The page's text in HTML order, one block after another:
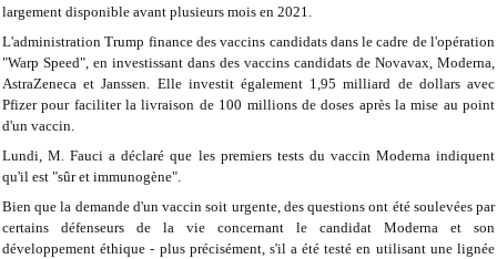
largement disponible avant plusieurs mois en 2021.
L'administration Trump finance des vaccins candidats dans le cadre de l'opération
"Warp Speed", en investissant dans des vaccins candidats de Novavax, Moderna,
AstraZeneca et Janssen. Elle investit également 1,95 milliard de dollars avec
Pfizer pour faciliter la livraison de 100 millions de doses après la mise au point
d'un vaccin.
Lundi, M. Fauci a déclaré que les premiers tests du vaccin Moderna indiquent
qu'il est "sûr et immunogène".
Bien que la demande d'un vaccin soit urgente, des questions ont été soulevées par
certains défenseurs de la vie concernant le candidat Moderna et son
développement éthique - plus précisément, s'il a été testé en utilisant une lignée